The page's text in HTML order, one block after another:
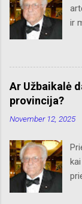
ir
Ar Užbaikalė
provincija?
November 12, 2025